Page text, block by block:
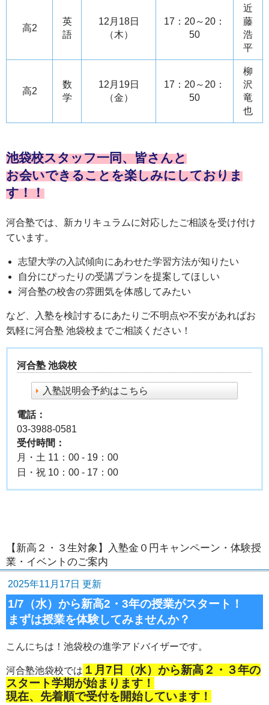
高2
英
語
12月18日
（木）
17：20～20：
50
近
藤
浩
平
高2
数
学
12月19日
（金）
17：20～20：
50
柳
沢
竜
也
池袋校スタッフ一同、皆さんと
お会いできることを楽しみにしておりま
す！！
河合塾では、新カリキュラムに対応したご相談を受け付け
ています。
志望大学の入試傾向にあわせた学習方法が知りたい
自分にぴったりの受講プランを提案してほしい
河合塾の校舎の雰囲気を体感してみたい
など、入塾を検討するにあたりご不明点や不安があればお
気軽に河合塾 池袋校までご相談ください！
河合塾 池袋校
入塾説明会予約はこちら
電話：
03-3988-0581
受付時間：
月・土 11：00 - 19：00
日・祝 10：00 - 17：00
【新高２・３生対象】入塾金０円キャンペーン・体験授
業・イベントのご案内
2025年11月17日 更新
1/7（水）から新高2・3年の授業がスタート！
まずは授業を体験してみませんか？
こんにちは！池袋校の進学アドバイザーです。
河合塾池袋校では １月7日（水）から新高２・３年の
スタート学期が始まります！
現在、先着順で受付を開始しています！